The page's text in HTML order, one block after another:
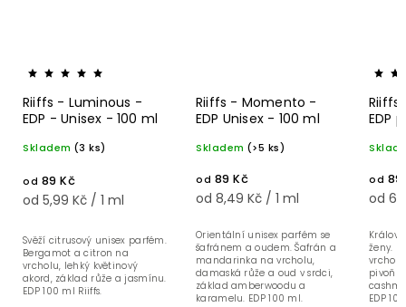
Riiffs - Luminous -
EDP - Unisex - 100 ml
Skladem (3 ks)
od 89 Kč
od 5,99 Kč / 1 ml
Svěží citrusový unisex parfém.
Bergamot a citron na
vrcholu, lehký květinový
akord, základ růže a jasmínu.
EDP 100 ml Riiffs.
Riiffs - Momento -
EDP Unisex - 100 ml
Skladem (>5 ks)
od 89 Kč
od 8,49 Kč / 1 ml
Orientální unisex parfém se
šafránem a oudem. Šafrán a
mandarinka na vrcholu,
damaská růže a oud v srdci,
základ amberwoodu a
karamelu. EDP 100 ml.
Riiffs
EDP
od 89
od
ženy.
EDP